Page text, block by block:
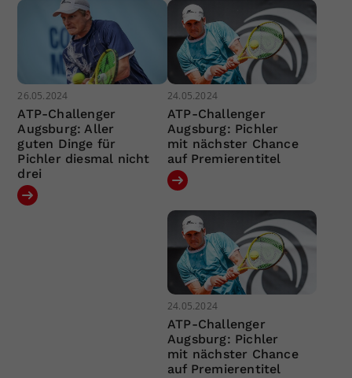
26.05.2024
ATP-Challenger
Augsburg: Aller
guten Dinge für
Pichler diesmal nicht
drei
24.05.2024
ATP-Challenger
Augsburg: Pichler
mit nächster Chance
auf Premierentitel
24.05.2024
ATP-Challenger
Augsburg: Pichler
mit nächster Chance
auf Premierentitel